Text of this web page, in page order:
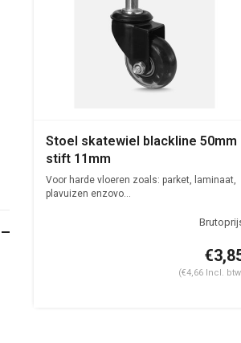
Stoel skatewiel blackline 50mm
stift 11mm
Voor harde vloeren zoals: parket, laminaat,
plavuizen enzovo...
(€4,66 Incl.